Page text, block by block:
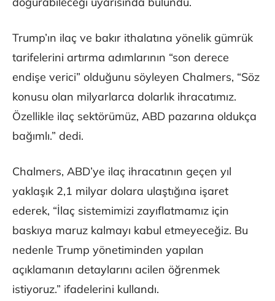
Trump’ın ilaç ve bakır ithalatına yönelik gümrük
tarifelerini artırma adımlarının “son derece
endişe verici” olduğunu söyleyen Chalmers, “Söz
konusu olan milyarlarca dolarlık ihracatımız.
Özellikle ilaç sektörümüz, ABD pazarına oldukça
bağımlı.” dedi.
Chalmers, ABD’ye ilaç ihracatının geçen yıl
yaklaşık 2,1 milyar dolara ulaştığına işaret
ederek, “İlaç sistemimizi zayıflatmamız için
baskıya maruz kalmayı kabul etmeyeceğiz. Bu
nedenle Trump yönetiminden yapılan
açıklamanın detaylarını acilen öğrenmek
istiyoruz.” ifadelerini kullandı.